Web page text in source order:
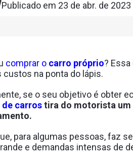
Publicado em 23 de abr. de
comprar o carro próprio?
custos na ponta do lápis.
se o seu objetivo é obter
de carrostira do motorista um
para algumas pessoas, faz
e demandas intensas de